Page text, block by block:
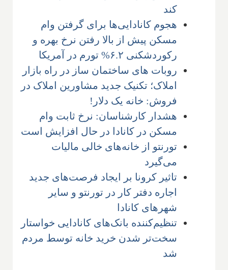
کند
هجوم کانادایی‌ها برای گرفتن وام
مسکن پیش از بالا رفتن نرخ بهره و
رکوردشکنی ۶.۲% تورم در آمریکا
روبات های ساختمان ساز در راه بازار
املاک؛ تکنیک جدید مشاورین املاک در
فروش: خانه یک دلار!
هشدار کارشناسان: نرخ ثابت وام
مسکن در کانادا در حال افزایش است
تورنتو از خانه‌های خالی مالیات
می‌گیرد
تاثیر کرونا بر ایجاد فرصت‌های جدید
اجاره دفتر کار در تورنتو و سایر
شهرهای کانادا
تنظیم‌کننده بانک‌های کانادایی خواستار
سخت‌تر شدن خرید خانه توسط مردم
شد